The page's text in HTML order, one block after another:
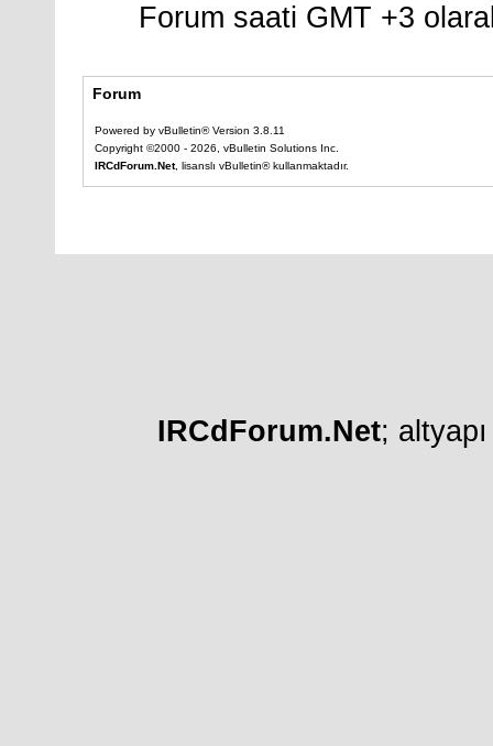
Forum saati GMT +3
Forum
Powered by vBulletin® Version 3.8.11
Copyright ©2000 - 2026, vBulletin Solutions Inc.
IRCdForum.Net, lisanslı vBulletin® kullanmaktadır.
IRCdForum.Net;